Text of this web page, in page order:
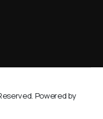
Powered by